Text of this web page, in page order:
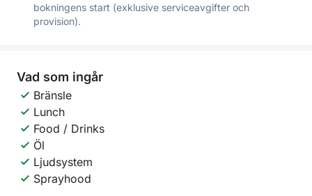
bokningens start (exklusive serviceavgifter och
provision).
Vad som ingår
Bränsle
Lunch
Food / Drinks
Öl
Ljudsystem
Sprayhood